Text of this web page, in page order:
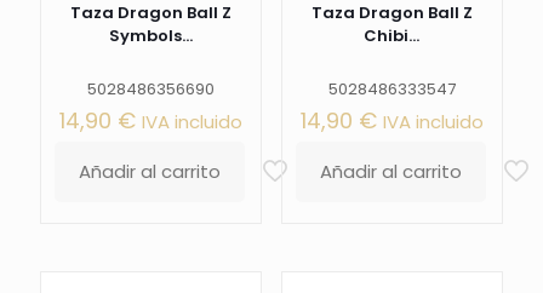
Taza Dragon Ball Z
Symbols...
5028486356690
14,90 € IVA incluido
Añadir al carrito
Taza Dragon Ball Z
Chibi...
5028486333547
14,90 € IVA incluido
Añadir al carrito